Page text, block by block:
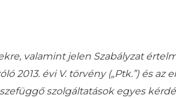
valamint jelen Szabályzat
2013. évi V. törvény („Ptk.”) és
szolgáltatások egyes